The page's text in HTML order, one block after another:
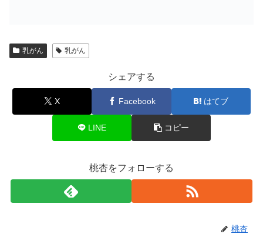
乳がん 乳がん
シェアする
X Facebook はてブ
LINE コピー
桃杏をフォローする
桃杏